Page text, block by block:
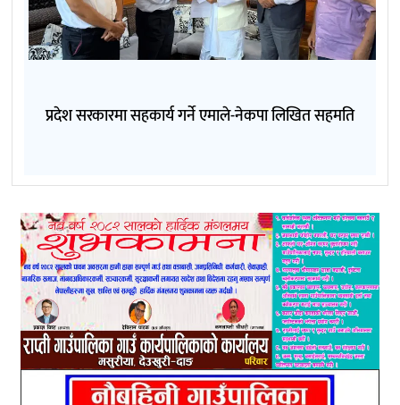
प्रदेश सरकारमा सहकार्य गर्ने एमाले-नेकपा लिखित सहमति